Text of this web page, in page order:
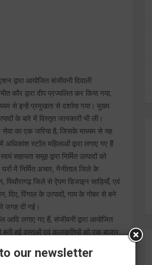
द्वारा आयोजित संजीवनी दिवाली
द्वारा दीप प्रज्वलित कर किया गया,
से इन्हें प्रमुखता से दर्शाया गया। मुख्य
के बारे में विस्तृत जानकारी भी ली।
सेवा का एक जरिया है, जिसके माध्यम से यह
अधिकांश स्टॉल महिलाओं द्वारा लगाए गए हैं
समूह द्वारा निर्मित उत्पादों को
में निर्मित अचार, नैनीताल जिले के
पिथौरागढ़ जिले से ऐपण डिजाइन साड़ियाँ, एवं
दिए, रिंगाल के उत्पादों, गाय के गोबर से बने
जगह दी गई।
लगाए गए हैं, संजीवनी द्वारा आयोजित
बनी हुई वस्तुओं एवं कलाकृतियों को एक बाजार
गई थी। संजीवनी संस्था की सचिव रश्मि
पारम्परिक वस्तुकला पर आधारित उत्पाद,
our newsletter